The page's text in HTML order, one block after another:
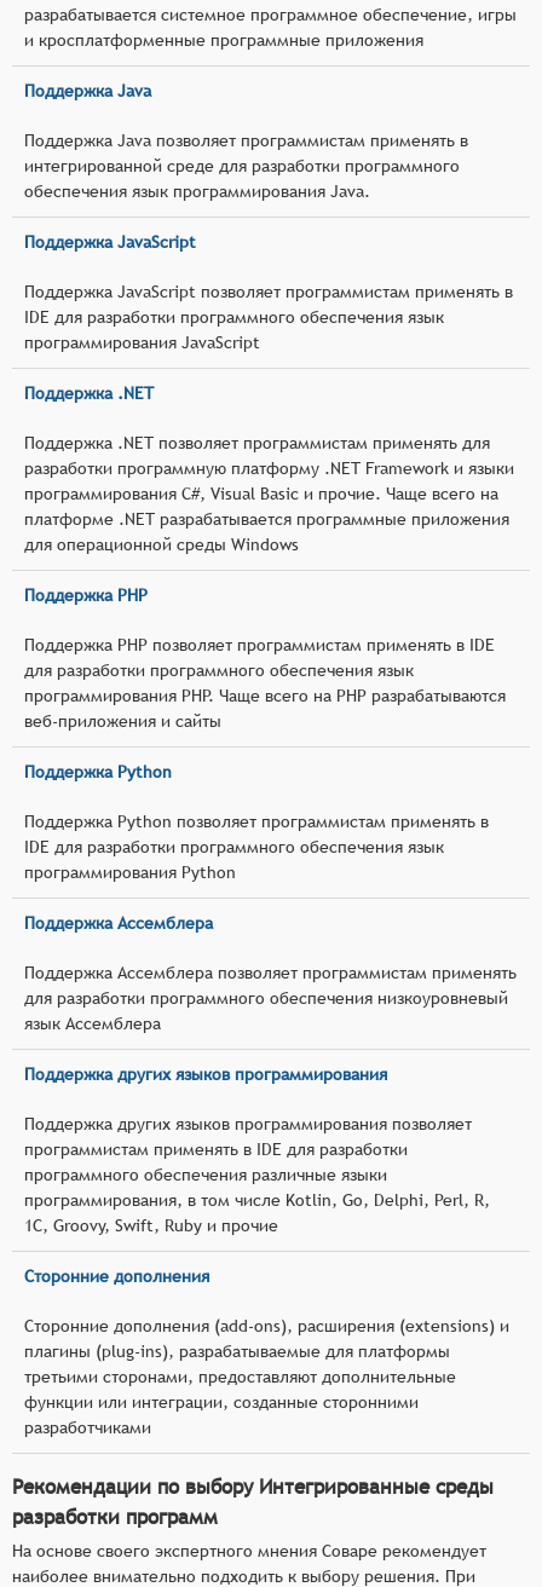
разрабатывается системное программное обеспечение, игры
и кросплатформенные программные приложения
Поддержка Java
Поддержка Java позволяет программистам применять в
интегрированной среде для разработки программного
обеспечения язык программирования Java.
Поддержка JavaScript
Поддержка JavaScript позволяет программистам применять в
IDE для разработки программного обеспечения язык
программирования JavaScript
Поддержка .NET
Поддержка .NET позволяет программистам применять для
разработки программную платформу .NET Framework и языки
программирования C#, Visual Basic и прочие. Чаще всего на
платформе .NET разрабатывается программные приложения
для операционной среды Windows
Поддержка PHP
Поддержка PHP позволяет программистам применять в IDE
для разработки программного обеспечения язык
программирования PHP. Чаще всего на PHP разрабатываются
веб-приложения и сайты
Поддержка Python
Поддержка Python позволяет программистам применять в
IDE для разработки программного обеспечения язык
программирования Python
Поддержка Ассемблера
Поддержка Ассемблера позволяет программистам применять
для разработки программного обеспечения низкоуровневый
язык Ассемблера
Поддержка других языков программирования
Поддержка других языков программирования позволяет
программистам применять в IDE для разработки
программного обеспечения различные языки
программирования, в том числе Kotlin, Go, Delphi, Perl, R,
1С, Groovy, Swift, Ruby и прочие
Сторонние дополнения
Сторонние дополнения (add-ons), расширения (extensions) и
плагины (plug-ins), разрабатываемые для платформы
третьими сторонами, предоставляют дополнительные
функции или интеграции, созданные сторонними
разработчиками
Рекомендации по выбору Интегрированные среды
разработки программ
На основе своего экспертного мнения Соваре рекомендует
наиболее внимательно подходить к выбору решения. При